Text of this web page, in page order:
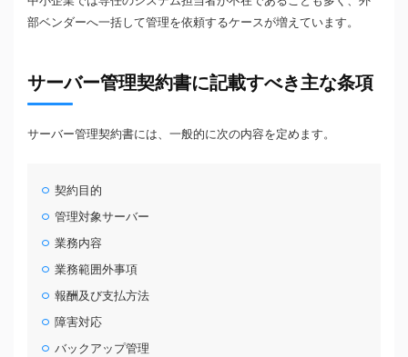
部ベンダーへ一括して管理を依頼するケースが増えています。
サーバー管理契約書に記載すべき主な条項
サーバー管理契約書には、一般的に次の内容を定めます。
契約目的
管理対象サーバー
業務内容
業務範囲外事項
報酬及び支払方法
障害対応
バックアップ管理